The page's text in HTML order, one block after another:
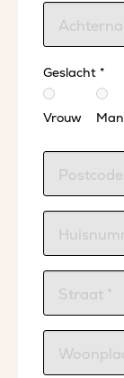
Geslacht *
Vrouw Man